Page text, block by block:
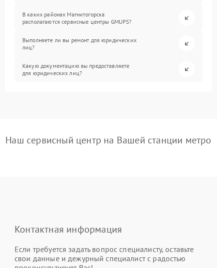
В каких районах Магнитогорска
располагаются сервисные центры GMUPS?
Выполняете ли вы ремонт для юридических
лиц?
Какую документацию вы предоставляете
для юридических лиц?
Наш сервисный центр на Вашей станции метро
Контактная информация
Если требуется задать вопрос специалисту, оставьте
свои данные и дежурный специалист с радостью